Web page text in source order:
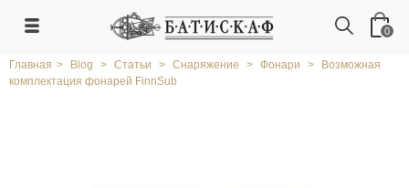
0
Главная > Blog > Статьи > Снаряжение > Фонари >
Возможная
комплектация фонарей FinnSub